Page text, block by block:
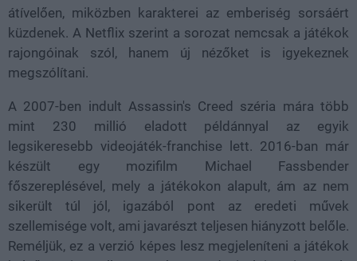
átívelően, miközben karakterei az emberiség sorsáért
küzdenek. A Netflix szerint a sorozat nemcsak a játékok
rajongóinak szól, hanem új nézőket is igyekeznek
megszólítani.
A 2007-ben indult Assassin's Creed széria mára több
mint 230 millió eladott példánnyal az egyik
legsikeresebb videojáték-franchise lett. 2016-ban már
készült egy mozifilm Michael Fassbender
főszereplésével, mely a játékokon alapult, ám az nem
sikerült túl jól, igazából pont az eredeti művek
szellemisége volt, ami javarészt teljesen hiányzott belőle.
Reméljük, ez a verzió képes lesz megjeleníteni a játékok